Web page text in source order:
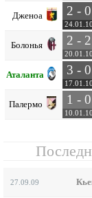
Дженоа 2 - 0
24.01.10
Болонья 2 - 2
20.01.10
Аталанта 3 - 0
17.01.10
Палермо 1 - 0
10.01.10
27.09.09